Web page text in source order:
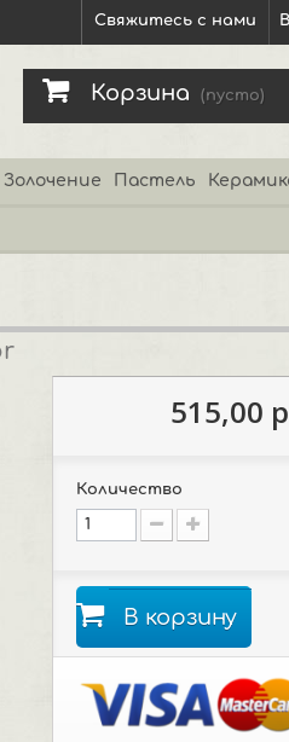
Свяжитесь с нами
Корзина (пусто)
Золочение Пастель
515,00
Количество
В корзину